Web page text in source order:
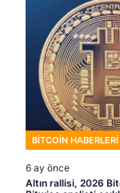
BITCOIN HABERLERI
6 ay önce
Altın rallisi, 2026